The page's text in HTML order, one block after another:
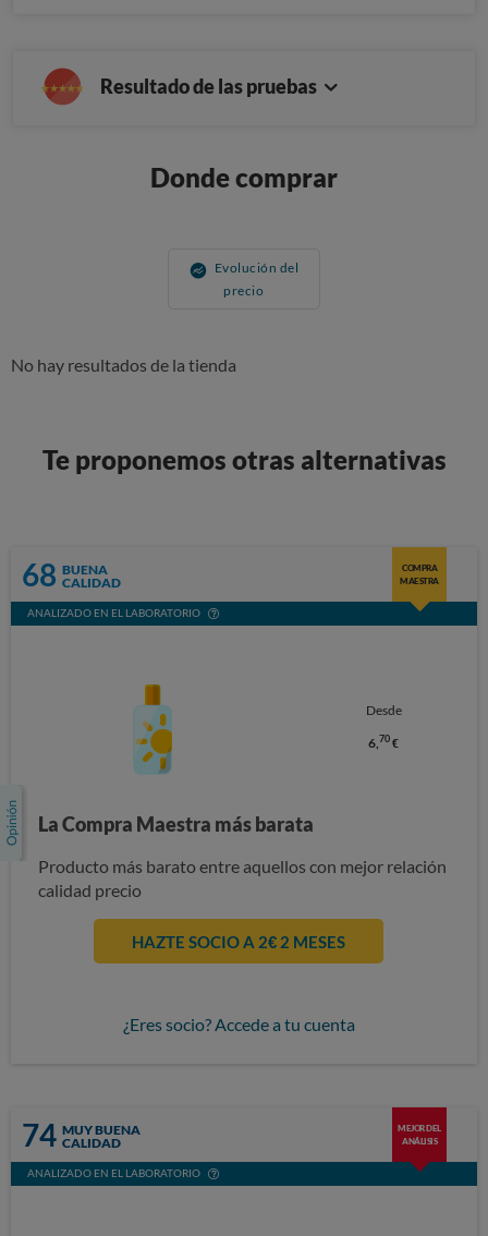
Resultado de las pruebas
Donde comprar
Evolución del
precio
No hay resultados de la tienda
Te proponemos otras alternativas
68 BUENA
CALIDAD
COMPRA
MAESTRA
ANALIZADO EN EL LABORATORIO
Desde
6, 70 €
La Compra Maestra más barata
Producto más barato entre aquellos con mejor relación
calidad precio
HAZTE SOCIO A 2€ 2 MESES
¿Eres socio? Accede a tu cuenta
74 MUY BUENA
CALIDAD
MEJOR DEL
ANÁLISIS
ANALIZADO EN EL LABORATORIO